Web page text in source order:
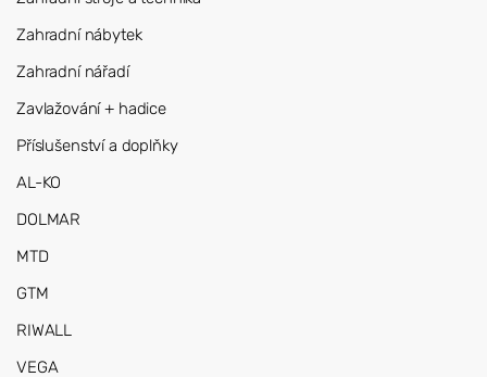
Zahradní nábytek
Zahradní nářadí
Zavlažování + hadice
Příslušenství a doplňky
AL-KO
DOLMAR
MTD
GTM
RIWALL
VEGA